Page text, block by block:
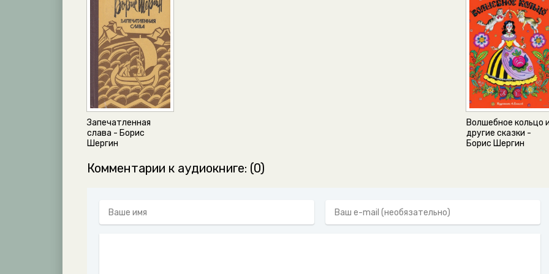
Запечатленная
слава - Борис
Шергин
Волшебное кольцо
другие сказки -
Борис Шергин
Комментарии к аудиокниге: (0)